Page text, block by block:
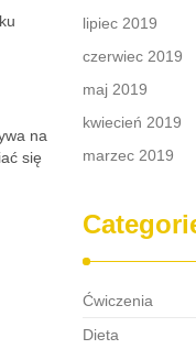
na
się
lipiec 2019
czerwiec 2019
maj 2019
kwiecień 2019
marzec 2019
Ćwiczenia
Dieta